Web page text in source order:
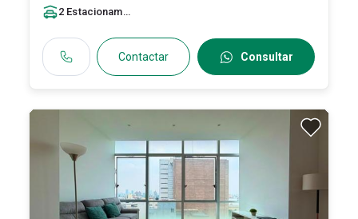
2 Estacionamiento
Contactar Consultar